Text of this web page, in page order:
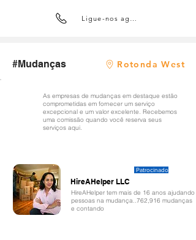
Ligue-nos agora
#Mudanças Rotonda West
As empresas de mudanças em destaque estão
comprometidas em fornecer um serviço
excepcional e um valor excelente. Recebemos
uma comissão quando você reserva seus
serviços aqui.
HireAHelper LLC
Patrocinado
HireAHelper tem mais de 16 anos ajudando
pessoas na mudança..762,916 mudanças
e contando